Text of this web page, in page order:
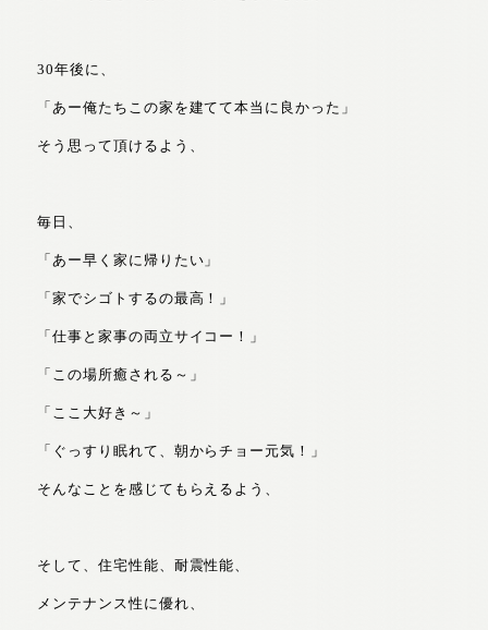
30年後に、
「あー俺たちこの家を建てて本当に良かった」
そう思って頂けるよう、
毎日、
「あー早く家に帰りたい」
「家でシゴトするの最高！」
「仕事と家事の両立サイコー！」
「この場所癒される～」
「ここ大好き～」
「ぐっすり眠れて、朝からチョー元気！」
そんなことを感じてもらえるよう、
そして、住宅性能、耐震性能、
メンテナンス性に優れ、